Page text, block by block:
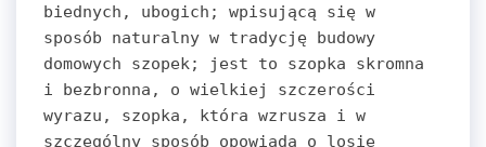
biednych, ubogich; wpisującą się w
sposób naturalny w tradycję budowy
domowych szopek; jest to szopka skromna
i bezbronna, o wielkiej szczerości
wyrazu, szopka, która wzrusza i w
szczególny sposób opowiada o losie